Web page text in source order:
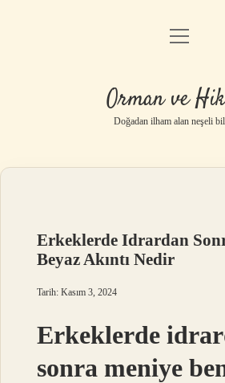
Anasayfa
Yasal Uyarı
menüyü
Orman ve
Doğadan ilham alan neşeli
Erkeklerde Idrardan
Beyaz Akıntı Nedir
Tarih: Kasım 3, 2024
Erkeklerde
sonra meniye